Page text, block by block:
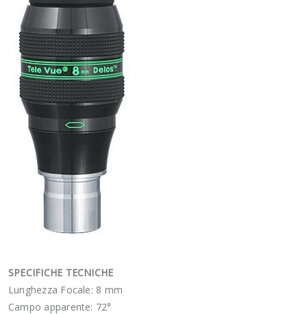
SPECIFICHE TECNICHE
Lunghezza Focale: 8 mm
Campo apparente: 72°